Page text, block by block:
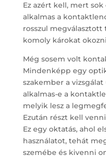
Ez azért kell, mert
alkalmas a
rosszul
komoly károkat
Még sosem volt
Mindenképp egy
szakember a
alkalmas-e a
melyik lesz a
Ezután részt kell
Ez egy oktatás, ahol
használatot, tehát
szemébe és kivenni